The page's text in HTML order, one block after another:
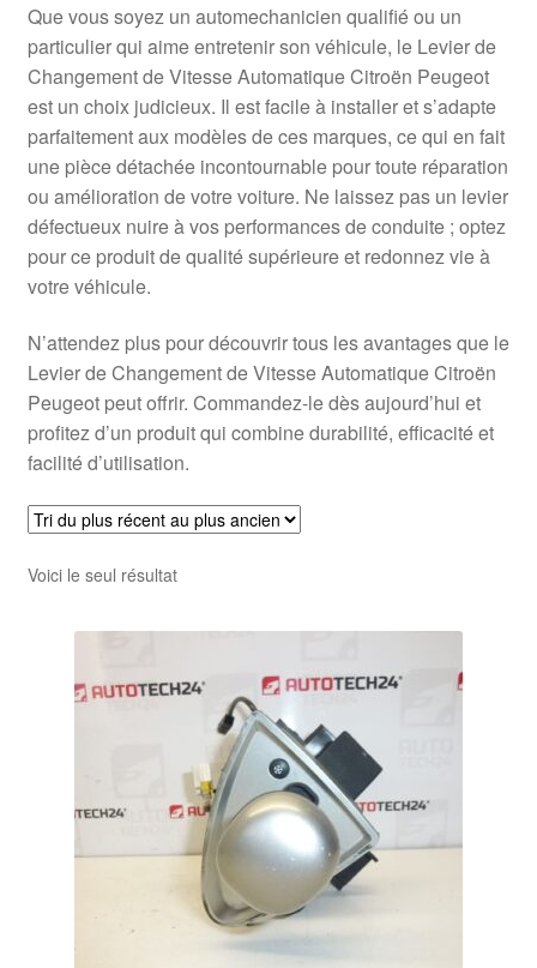
Procédure de Réclamation
Termes et conditions
Que vous soyez un automechanicien qualifié ou un
particulier qui aime entretenir son véhicule, le Levier de
Changement de Vitesse Automatique Citroën Peugeot
est un choix judicieux. Il est facile à installer et s’adapte
parfaitement aux modèles de ces marques, ce qui en fait
une pièce détachée incontournable pour toute réparation
ou amélioration de votre voiture. Ne laissez pas un levier
défectueux nuire à vos performances de conduite ; optez
pour ce produit de qualité supérieure et redonnez vie à
votre véhicule.
N’attendez plus pour découvrir tous les avantages que le
Levier de Changement de Vitesse Automatique Citroën
Peugeot peut offrir. Commandez-le dès aujourd’hui et
profitez d’un produit qui combine durabilité, efficacité et
facilité d’utilisation.
Voici le seul résultat